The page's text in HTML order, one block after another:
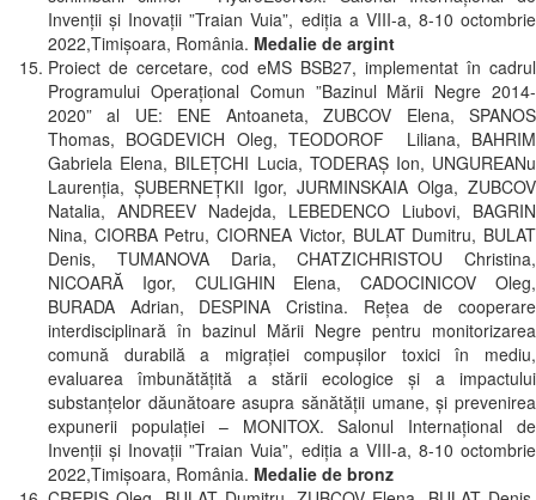
Invenții și Inovații ”Traian Vuia”, ediția a VIII-a, 8-10 octombrie
2022,Timișoara, România. Medalie de argint
Proiect de cercetare, cod eMS BSB27, implementat în cadrul
Programului Operațional Comun ”Bazinul Mării Negre 2014-
2020” al UE: ENE Antoaneta, ZUBCOV Elena, SPANOS
Thomas, BOGDEVICH Oleg, TEODOROF Liliana, BAHRIM
Gabriela Elena, BILEȚCHI Lucia, TODERAȘ Ion, UNGUREANu
Laurenția, ȘUBERNEȚKII Igor, JURMINSKAIA Olga, ZUBCOV
Natalia, ANDREEV Nadejda, LEBEDENCO Liubovi, BAGRIN
Nina, CIORBA Petru, CIORNEA Victor, BULAT Dumitru, BULAT
Denis, TUMANOVA Daria, CHATZICHRISTOU Christina,
NICOARĂ Igor, CULIGHIN Elena, CADOCINICOV Oleg,
BURADA Adrian, DESPINA Cristina. Reţea de cooperare
interdisciplinară în bazinul Mării Negre pentru monitorizarea
comună durabilă a migrației compușilor toxici în mediu,
evaluarea îmbunătățită a stării ecologice și a impactului
substanțelor dăunătoare asupra sănătății umane, și prevenirea
expunerii populației – MONITOX. Salonul Internațional de
Invenții și Inovații ”Traian Vuia”, ediția a VIII-a, 8-10 octombrie
2022,Timișoara, România. Medalie de bronz